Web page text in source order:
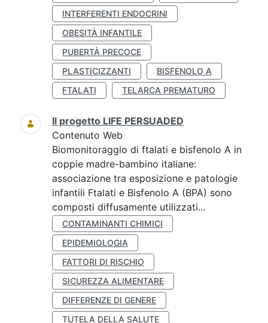
INTERFERENTI ENDOCRINI
OBESITÀ INFANTILE
PUBERTÀ PRECOCE
PLASTICIZZANTI
BISFENOLO A
FTALATI
TELARCA PREMATURO
Il progetto LIFE PERSUADED
Contenuto Web
Biomonitoraggio di ftalati e bisfenolo A in
coppie madre-bambino italiane:
associazione tra esposizione e patologie
infantili Ftalati e Bisfenolo A (BPA) sono
composti diffusamente utilizzati...
CONTAMINANTI CHIMICI
EPIDEMIOLOGIA
FATTORI DI RISCHIO
SICUREZZA ALIMENTARE
DIFFERENZE DI GENERE
TUTELA DELLA SALUTE